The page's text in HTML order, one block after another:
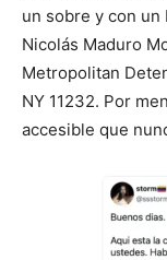
un sobre y con
Nicolás Maduro
Metropolitan
NY 11232. Por
accesible que